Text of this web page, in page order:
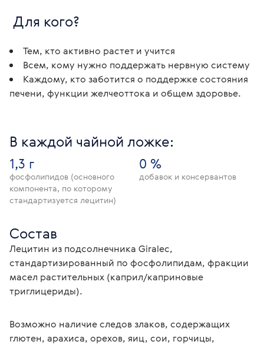
Для кого?
Тем, кто активно растет и учится
Всем, кому нужно поддержать нервную систему
Каждому, кто заботится о поддержке состояния
печени, функции желчеоттока и общем здоровье.
В каждой чайной ложке:
1,3 г
фосфолипидов (основного
компонента, по которому
стандартизуется лецитин)
0 %
добавок и консервантов
Состав
Лецитин из подсолнечника Giralec,
стандартизированный по фосфолипидам, фракции
масел растительных (каприл/каприновые
триглицериды).
Возможно наличие следов злаков, содержащих
глютен, арахиса, орехов, яиц, сои, горчицы,